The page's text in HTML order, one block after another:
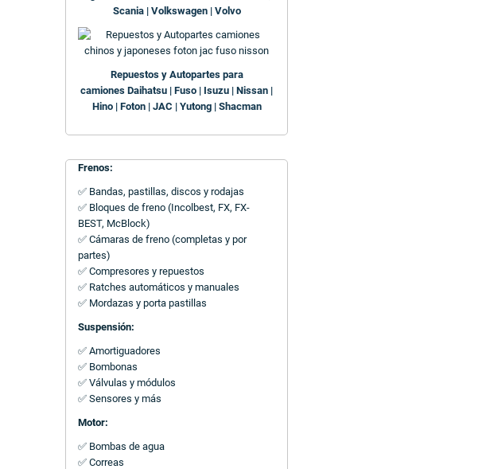
Scania | Volkswagen | Volvo
Repuestos y Autopartes para
camiones Daihatsu | Fuso | Isuzu | Nissan |
Hino | Foton | JAC | Yutong | Shacman
Frenos:
✅ Bandas, pastillas, discos y rodajas
✅ Bloques de freno (Incolbest, FX, FX-
BEST, McBlock)
✅ Cámaras de freno (completas y por
partes)
✅ Compresores y repuestos
✅ Ratches automáticos y manuales
✅ Mordazas y porta pastillas
Suspensión:
✅ Amortiguadores
✅ Bombonas
✅ Válvulas y módulos
✅ Sensores y más
Motor:
✅ Bombas de agua
✅ Correas